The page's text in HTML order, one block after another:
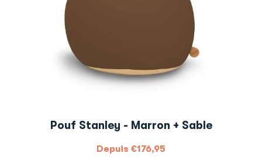
Pouf Stanley - Marron + Sable
Depuis €176,95